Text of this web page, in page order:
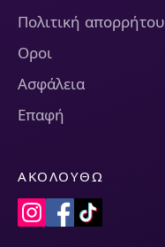
Πολιτική απορρήτου
Οροι
Ασφάλεια
Επαφή
ΑΚΟΛΟΥΘΏ